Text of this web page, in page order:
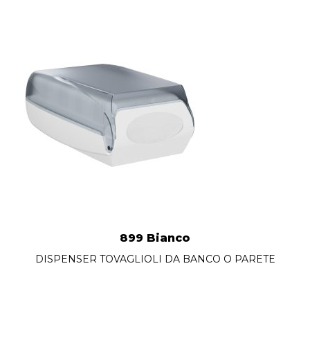
899 Bianco
DISPENSER TOVAGLIOLI DA BANCO O PARETE